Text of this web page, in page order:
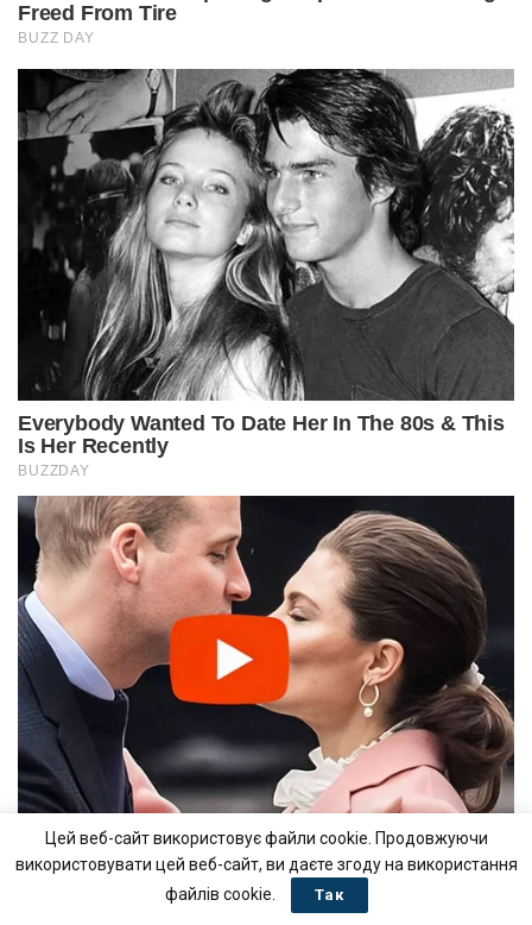
Цей веб-сайт використовує файли cookie. Продовжуючи
використовувати цей веб-сайт, ви даєте згоду на використання
файлів cookie.
Так